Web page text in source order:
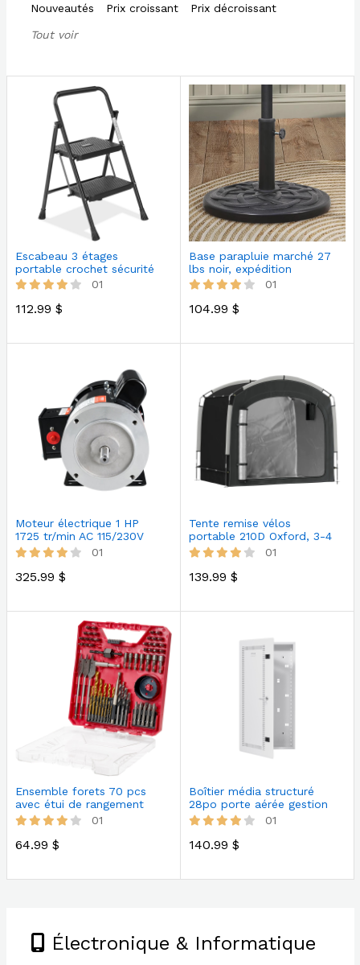
Nouveautés Prix croissant Prix décroissant
Tout voir
Escabeau 3 étages
portable crochet sécurité
01
112.99 $
Base parapluie marché 27
lbs noir, expédition
Walmart
01
104.99 $
Moteur électrique 1 HP
1725 tr/min AC 115/230V
monopha…
01
325.99 $
Tente remise vélos
portable 210D Oxford, 3-4
vélos, sa…
01
139.99 $
Ensemble forets 70 pcs
avec étui de rangement
multiusa…
01
64.99 $
Boîtier média structuré
28po porte aérée gestion
câbles
01
140.99 $
Électronique & Informatique